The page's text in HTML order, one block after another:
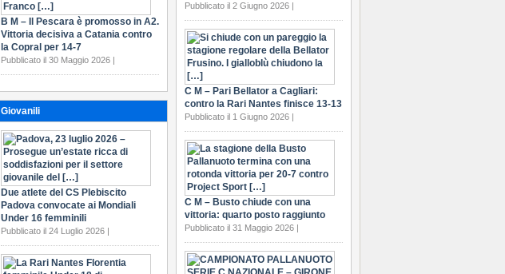
Pubblicato il 2 Giugno 2026 |
C M – Pari Bellator a Cagliari:
contro la Rari Nantes finisce 13-13
Pubblicato il 1 Giugno 2026 |
C M – Busto chiude con una
vittoria: quarto posto raggiunto
Pubblicato il 31 Maggio 2026 |
B M – Il Pescara è promosso in A2.
Vittoria decisiva a Catania contro
la Copral per 14-7
Pubblicato il 30 Maggio 2026 |
Giovanili
Due atlete del CS Plebiscito
Padova convocate ai Mondiali
Under 16 femminili
Pubblicato il 24 Luglio 2026 |